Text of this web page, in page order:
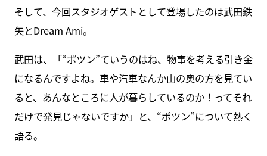
そして、今回スタジオゲストとして登場したのは武田鉄
矢とDream Ami。
武田は、「“ポツン”ていうのはね、物事を考える引き金
になるんですよね。車や汽車なんか山の奥の方を見てい
ると、あんなところに人が暮らしているのか！ってそれ
だけで発見じゃないですか」と、“ポツン”について熱く
語る。